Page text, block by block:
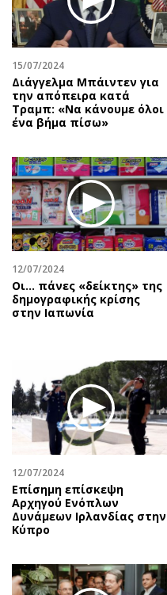
15/07/2024
Διάγγελμα Μπάιντεν για
την απόπειρα κατά
Τραμπ: «Να κάνουμε όλοι
ένα βήμα πίσω»
12/07/2024
Οι… πάνες «δείκτης» της
δημογραφικής κρίσης
στην Ιαπωνία
12/07/2024
Επίσημη επίσκεψη
Αρχηγού Ενόπλων
Δυνάμεων Ιρλανδίας στην
Κύπρο